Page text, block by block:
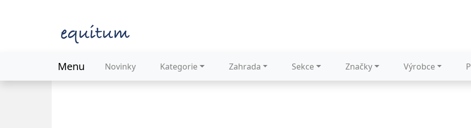
Menu Novinky Kategorie Zahrada Sekce Značky Výrobce